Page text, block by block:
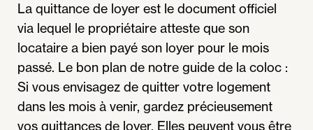
La quittance de loyer est le document officiel
via lequel le propriétaire atteste que son
locataire a bien payé son loyer pour le mois
passé. Le bon plan de notre guide de la coloc :
Si vous envisagez de quitter votre logement
dans les mois à venir, gardez précieusement
vos quittances de loyer. Elles peuvent vous être